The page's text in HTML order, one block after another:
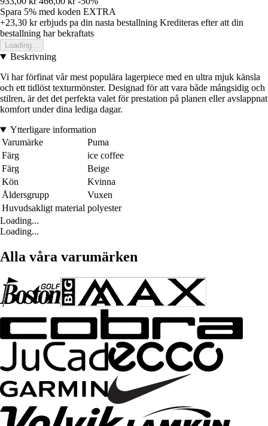
Spara 5% med koden EXTRA
+23,30 krerbjuds pa din nasta bestallning Krediteras efter att din
bestallning har bekraftats
Loading...
Beskrivning
Vi har förfinat vår mest populära lagerpiece med en ultra mjuk känsla
och ett tidlöst texturmönster. Designad för att vara både mångsidig och
stilren, är det det perfekta valet för prestation på planen eller avslappnat
komfort under dina lediga dagar.
Ytterligare information
Varumärke
Puma
Färg
ice coffee
Färg
Beige
Kön
Kvinna
Åldersgrupp
Vuxen
Huvudsakligt material polyester
Loading...
Loading...
Alla våra varumärken